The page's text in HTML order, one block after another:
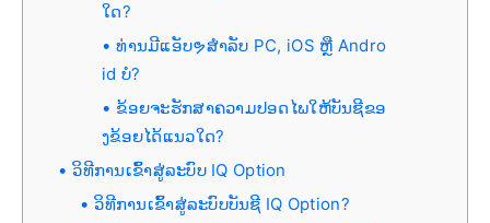
ໃດ?
ທ່ານມີແອັບຯສໍາລັບ PC, iOS ຫຼື Andro
id ບໍ?
ຂ້ອຍຈະຮັກສາຄວາມປອດໄພໃຫ້ບັນຊີຂອ
ງຂ້ອຍໄດ້ແນວໃດ?
ວິທີການເຂົ້າສູ່ລະບົບ IQ Option
ວິທີການເຂົ້າສູ່ລະບົບບັນຊີ IQ Option?